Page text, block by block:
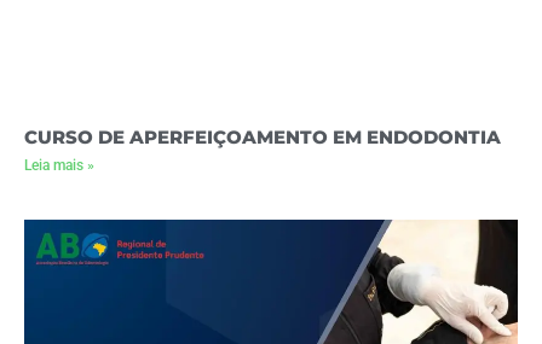
CURSO DE APERFEIÇOAMENTO EM ENDODONTIA
Leia mais »